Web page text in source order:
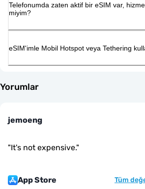
Telefonumda zaten aktif bir eSIM var,
miyim?
eSIM'imle Mobil Hotspot veya Tethering
Yorumlar
jemoeng
"It's not expensive."
App Store Tüm